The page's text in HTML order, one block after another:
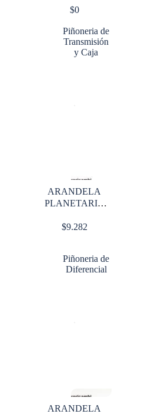
$0
Piñoneria de
Transmisión
y Caja
ARANDELA
PLANETARIO
$9.282
Piñoneria de
Diferencial
ARANDELA